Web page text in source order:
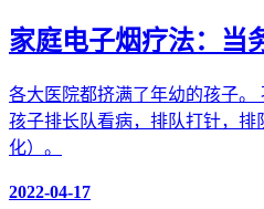
家庭电子烟疗法：当
各大医院都挤满了年幼的孩子。
孩子排长队看病，排队打针，排
化）。
2022-04-17